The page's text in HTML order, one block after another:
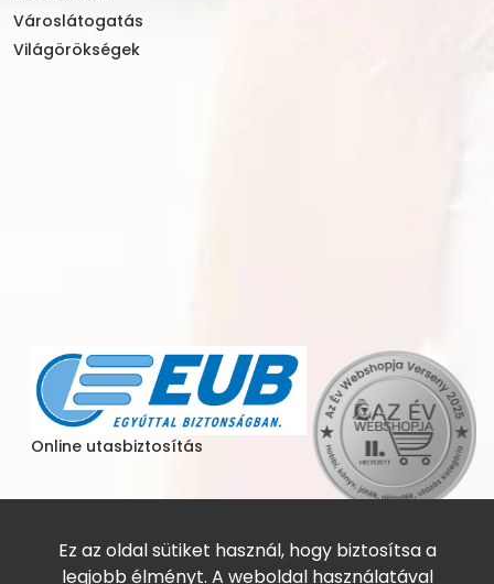
Ez az oldal sütiket használ, hogy biztosítsa a
legjobb élményt. A weboldal használatával
Városlátogatás
Világörökségek
Online utasbiztosítás